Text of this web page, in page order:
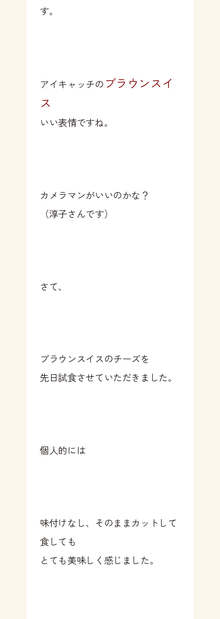
す。
アイキャッチの ブラウンスイ
ス
いい表情ですね。
カメラマンがいいのかな？
（淳子さんです）
さて、
ブラウンスイスのチーズを
先日試食させていただきました。
個人的には
味付けなし、そのままカットして
食しても
とても美味しく感じました。